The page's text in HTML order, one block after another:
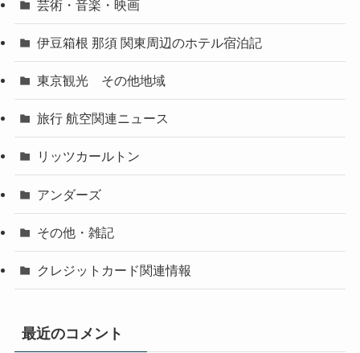
芸術・音楽・映画
伊豆箱根 那須 関東周辺のホテル宿泊記
東京観光 その他地域
旅行 航空関連ニュース
リッツカールトン
アンダーズ
その他・雑記
クレジットカード関連情報
最近のコメント